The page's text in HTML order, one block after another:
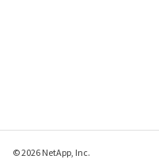
© 2026 NetApp, Inc.